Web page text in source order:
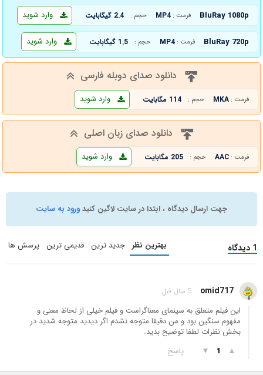
BluRay 1080p فرمت : MP4 حجم : 2.4 گیگابایت وارد شوید
BluRay 720p فرمت : MP4 حجم : 1.5 گیگابایت وارد شوید
دانلود صدای دوبله فارسی
فرمت : MKA حجم : 114 مگابایت وارد شوید
دانلود صدای زبان اصلی
فرمت : AAC حجم : 205 مگابایت وارد شوید
جهت ارسال دیدگاه ، ابتدا در سایت لاگین کنیدورود به سایت
1 دیدگاه بهترین نظر جدید ترین قدیمی ترین پرسش ها
omid717 5 سال قبل
این فیلم متعلق به سینمای معناگراست و فیلم خیلی از لحاظ معنی و
مفهوم سنگین بود و من دقیقا متوجه نشدم اگر دیدید متوجه شدید در
بخش نظرات لطفا توضیح بدید.
▲
1
▼ پاسخ